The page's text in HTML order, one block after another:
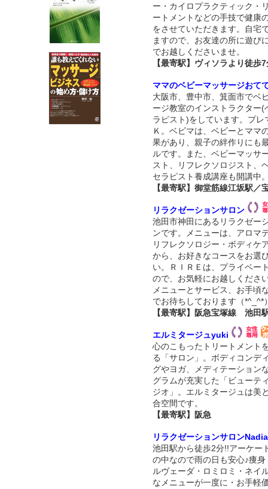
ー・カイロプラクティック・
ートメントなどの手技で健康
をさせていただきます。自宅
ますので、お友達の所に遊び
でお越しくださいませ。
【最寄駅】ヴィソラより徒歩
ママのベビーマッサージおて
大阪市、豊中市、箕面市でベ
ージ教室のインストラクター(
ラピスト)をしています。プレ
Ｋ。ベビマは、ベビーとママ
果があり、親子の絆作りにも
ルです。また、ベビーマッサ
スト、リフレクソロジスト、
セラピスト養成講座も開講中
【最寄駅】御堂筋線江坂駅／
リラクゼーションサロン
池田市神田にあるリラクゼー
ンです。メニューは、アロマ
リフレクソロジー・ボディケ
から、お好きなコースをお選
い。ＲＩＲＥは、プライベー
ので、お気軽にお越しくださ
メニューとサービス、お手頃
でお待ちしております（*^_^*
【最寄駅】阪急宝塚線 池田
エルミタージュyuki
心のこもったトリートメント
る「サロン」。ボディコンデ
グやヨガ、メディテーション
グラムが充実した「ビューテ
ジオ」。エルミタージュは美
合空間です。
【最寄駅】阪急
リラクゼーションサロンNadia
池田駅から徒歩2分!!アーケー
の中なので雨の日も安心♪痩身
ルヴェーダ・ロミロミ・ネイ
なメニューが一度に・お手軽